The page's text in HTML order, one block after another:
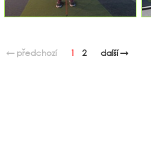
← předchozí 1 2 další →